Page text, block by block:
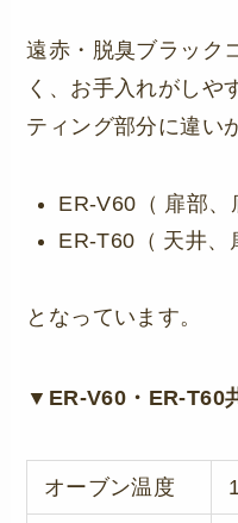
遠赤・脱臭ブラック
く、お手入れがしや
ティング部分に違い
ER-V60（ 扉部、
ER-T60（ 天井、
となっています。
▼ER-V60・ER-T60
オーブン温度